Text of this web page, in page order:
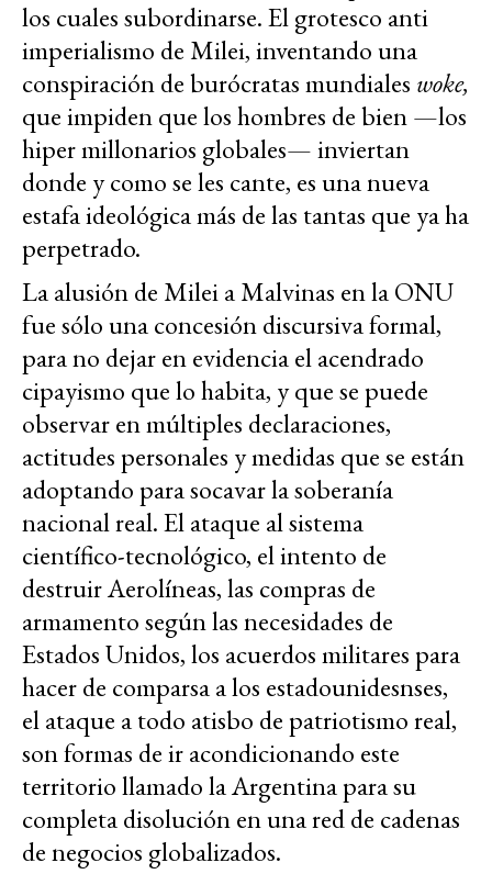
los cuales subordinarse. El grotesco anti
imperialismo de Milei, inventando una
conspiración de burócratas mundiales woke,
que impiden que los hombres de bien —los
hiper millonarios globales— inviertan
donde y como se les cante, es una nueva
estafa ideológica más de las tantas que ya ha
perpetrado.
La alusión de Milei a Malvinas en la ONU
fue sólo una concesión discursiva formal,
para no dejar en evidencia el acendrado
cipayismo que lo habita, y que se puede
observar en múltiples declaraciones,
actitudes personales y medidas que se están
adoptando para socavar la soberanía
nacional real. El ataque al sistema
científico-tecnológico, el intento de
destruir Aerolíneas, las compras de
armamento según las necesidades de
Estados Unidos, los acuerdos militares para
hacer de comparsa a los estadounidesnses,
el ataque a todo atisbo de patriotismo real,
son formas de ir acondicionando este
territorio llamado la Argentina para su
completa disolución en una red de cadenas
de negocios globalizados.